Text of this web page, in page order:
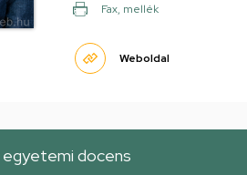
Fax, mellék
Weboldal
egyetemi docens